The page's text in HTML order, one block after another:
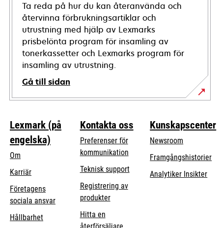
Ta reda på hur du kan återanvända och
återvinna förbrukningsartiklar och
utrustning med hjälp av Lexmarks
prisbelönta program för insamling av
tonerkassetter och Lexmarks program för
insamling av utrustning.
Gå till sidan
Lexmark (på
engelska)
Om
Karriär
Företagens
sociala ansvaropens
Hållbarhet
Kontakta oss
Preferenser för
kommunikation
Teknisk supportopens
Registrering av
produkter
Hitta en
Kunskapscenter
Newsroom
Framgångshistorier
Analytiker Insikter